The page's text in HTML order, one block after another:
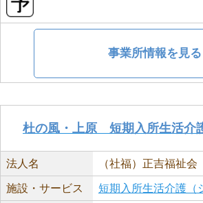
事業所情報を見る
杜の風・上原 短期入所生活介
法人名 （社福）正吉福祉会
施設・サービス 短期入所生活介護（